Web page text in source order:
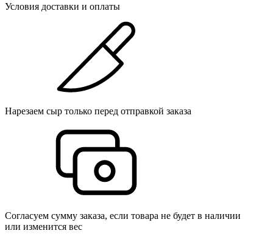
Условия доставки и оплаты
Нарезаем сыр только перед отправкой заказа
Согласуем сумму заказа, если товара не будет в наличии
или изменится вес